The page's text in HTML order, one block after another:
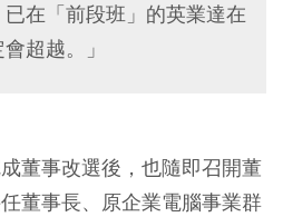
在「前段班」的英業達在
超越。」
董事改選後，也隨即召開董
董事長、原企業電腦事業群